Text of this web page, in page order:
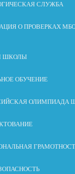
СЛУЖБА
О ПРОВЕРКАХ
ШКОЛЫ
ОБУЧЕНИЕ
ОЛИМПИАДА